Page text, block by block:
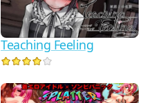
Teaching Feeling